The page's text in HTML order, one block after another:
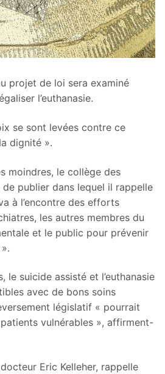
projet de loi sera examiné
l’euthanasie.
se sont levées contre ce
dignité ».
moindres, le collège des
publier dans lequel il rappelle
à l’encontre des efforts
les autres membres du
et le public pour prévenir
le suicide assisté et l’euthanasie
avec de bons soins
législatif « pourrait
vulnérables », affirment-
Eric Kelleher, rappelle